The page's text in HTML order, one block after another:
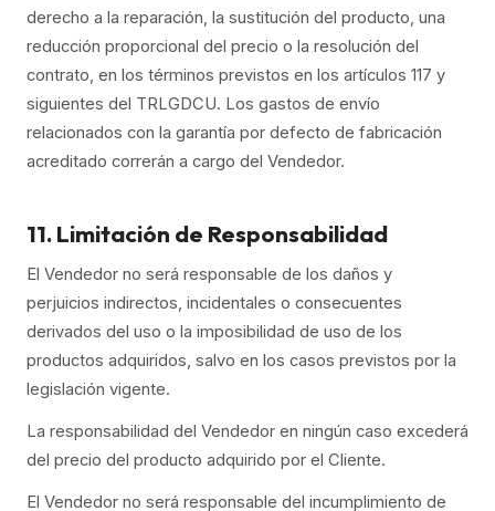
derecho a la reparación, la sustitución del producto, una
reducción proporcional del precio o la resolución del
contrato, en los términos previstos en los artículos 117 y
siguientes del TRLGDCU. Los gastos de envío
relacionados con la garantía por defecto de fabricación
acreditado correrán a cargo del Vendedor.
11. Limitación de Responsabilidad
El Vendedor no será responsable de los daños y
perjuicios indirectos, incidentales o consecuentes
derivados del uso o la imposibilidad de uso de los
productos adquiridos, salvo en los casos previstos por la
legislación vigente.
La responsabilidad del Vendedor en ningún caso excederá
del precio del producto adquirido por el Cliente.
El Vendedor no será responsable del incumplimiento de